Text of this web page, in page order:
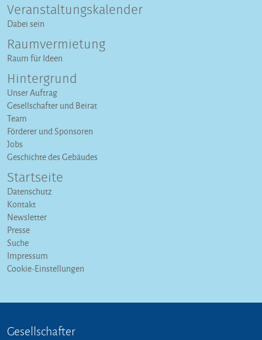
Veranstaltungs­kalender
Dabei sein
Raumvermietung
Raum für Ideen
Hintergrund
Unser Auftrag
Gesellschafter und Beirat
Team
Förderer und Sponsoren
Jobs
Geschichte des Gebäudes
Startseite
Datenschutz
Kontakt
Newsletter
Presse
Suche
Impressum
Cookie-Einstellungen
Gesellschafter